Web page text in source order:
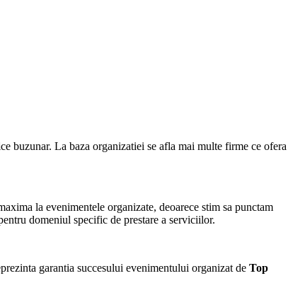
buzunar. La baza organizatiei se afla mai multe firme ce ofera
la evenimentele organizate, deoarece stim sa punctam
domeniul specific de prestare a serviciilor.
garantia succesului evenimentului organizat de Top